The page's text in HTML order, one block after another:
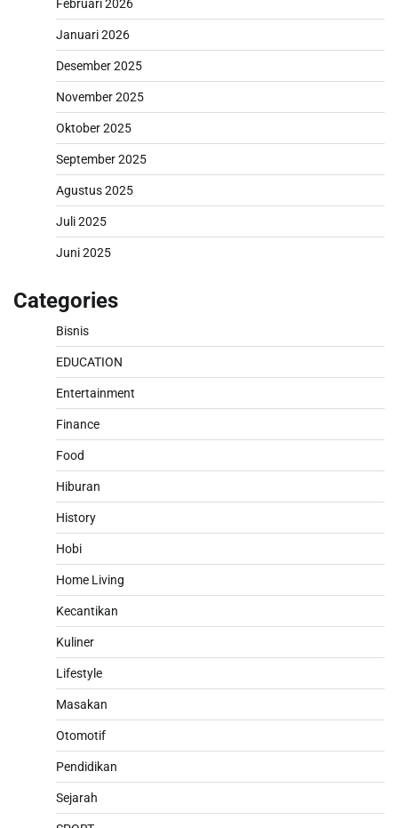
Februari 2026
Januari 2026
Desember 2025
November 2025
Oktober 2025
September 2025
Agustus 2025
Juli 2025
Juni 2025
Categories
Bisnis
EDUCATION
Entertainment
Finance
Food
Hiburan
History
Hobi
Home Living
Kecantikan
Kuliner
Lifestyle
Masakan
Otomotif
Pendidikan
Sejarah